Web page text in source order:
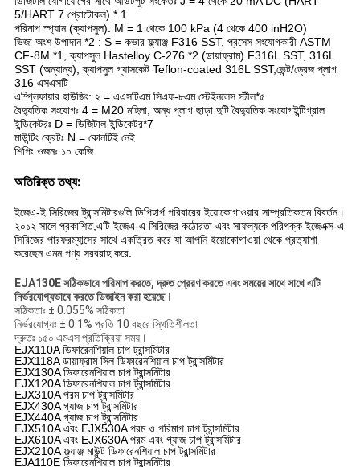
5/HART 7 প্রোটোকল) * 1
পরিমাপ স্প্যান (ক্যাপসুল): M = 1 থেকে 100 kPa (4 থেকে 400 inH2O)
ভিজা অংশ উপাদান *2 : S = কভার ফ্ল্যাঞ্জ F316 SST, প্রসেস সংযোগকারী ASTM
CF-8M *1, ক্যাপসুল Hastelloy C-276 *2 (ডায়াফ্রাম) F316L SST, 316L
SST (অন্যান্য), ক্যাপসুল গ্যাসকেট Teflon-coated 316L SST,ভেন্ট/ড্রেজ প্লাগ
316 এসএসটি
এম্প্লিফায়ার হাউজিং: ২ = এএসটিএম সিএফ-৮এম স্টেইনলেস স্টীল*৫
বৈদ্যুতিক সংযোগঃ 4 = M20 মহিলা, অন্ধ প্লাগ ছাড়া দুটি বৈদ্যুতিক সংযোগইন্টিগ্রাল
ইন্ডিকেটরঃ D = ডিজিটাল ইন্ডিকেটর*7
মাউন্টিং ক্রেটঃ N = কোনটিই নেই
শিপিং ওজনঃ ১০ কেজি
অতিরিক্ত তথ্য:
ইজেএ-ই সিরিজের ট্রান্সমিটারগুলি ডিপিহার্প পরিবারের ইয়োকোগাওয়ার সাম্প্রতিকতম বিবর্তন।
২০১২ সালে প্রকাশিত,এটি ইজেএ-এ সিরিজের কঠোরতা এবং সাফল্যকে পরিপক্ক ইজেএক্স-এ
সিরিজের পারফরম্যান্সের সাথে একত্রিত করে যা আপনি ইয়োকোগাওয়া থেকে প্রত্যাশা
করেছেন এমন পণ্য সরবরাহ করে.
EJA130E সঠিকভাবে পরিমাপ করতে, দ্রুত প্রেরণ করতে এবং সময়ের সাথে সাথে এটি
নির্ভরযোগ্যভাবে করতে ডিজাইন করা হয়েছে।
সঠিকতাঃ ± 0.055% সঠিকতা
নির্ভরযোগ্যঃ ± 0.1% প্রতি 10 বছরে স্থিতিশীলতা
দ্রুতঃ ১৫০ এমএস প্রতিক্রিয়া সময়।
EJX110A ডিফারেনশিয়াল চাপ ট্রান্সমিটার
EJX118A ডায়াফ্রাম সিল ডিফারেনশিয়াল চাপ ট্রান্সমিটার
EJX130A ডিফারেনশিয়াল চাপ ট্রান্সমিটার
EJX120A ডিফারেনশিয়াল চাপ ট্রান্সমিটার
EJX310A পরম চাপ ট্রান্সমিটার
EJX430A গ্যাজ চাপ ট্রান্সমিটার
EJX440A গ্যাজ চাপ ট্রান্সমিটার
EJX510A এবং EJX530A পরম ও পরিমাপ চাপ ট্রান্সমিটার
EJX610A এবং EJX630A পরম এবং গ্যাজ চাপ ট্রান্সমিটার
EJX210A ফ্ল্যাঞ্জ মাউন্ট ডিফারেনশিয়াল চাপ ট্রান্সমিটার
EJA110E ডিফারেনশিয়াল চাপ ট্রান্সমিটার